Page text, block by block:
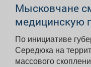
Мысковчане
медицинскую
По инициативе
Середюка на
массового